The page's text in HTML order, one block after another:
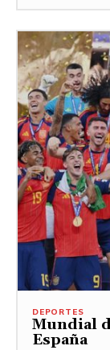
DEPORTES
Mundial
España